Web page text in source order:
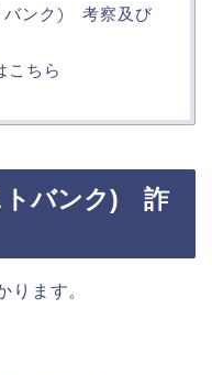
バンク) 考察及び
こちら
トバンク) 詐
ります。